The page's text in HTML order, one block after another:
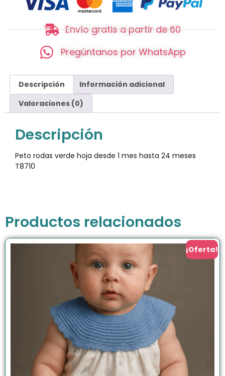
Envío gratis a partir de 60
Pregúntanos por WhatsApp
Descripción
Información adicional
Valoraciones (0)
Descripción
Peto rodas verde hoja desde 1 mes hasta 24 meses
T8710
Productos relacionados
¡Oferta!